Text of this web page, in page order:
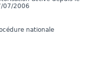
07/2006
nationale